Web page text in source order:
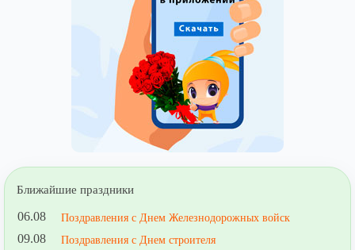
Ближайшие праздники
06.08 Поздравления с Днем Железнодорожных войск
09.08
Поздравления с Днем строителя